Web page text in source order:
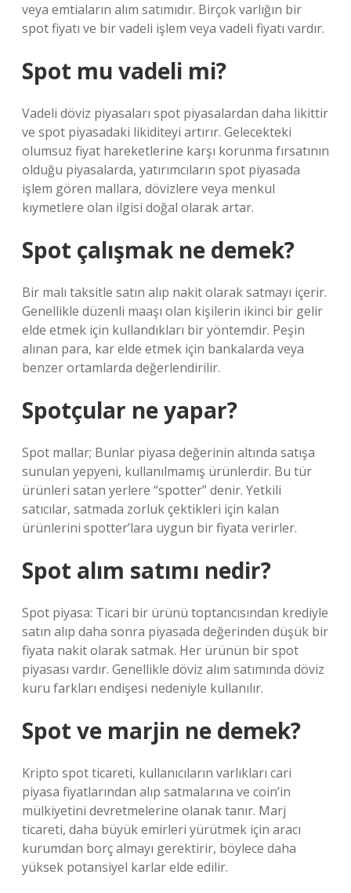
veya emtiaların alım satımıdır. Birçok varlığın bir
spot fiyatı ve bir vadeli işlem veya vadeli fiyatı vardır.
Spot mu vadeli mi?
Vadeli döviz piyasaları spot piyasalardan daha likittir
ve spot piyasadaki likiditeyi artırır. Gelecekteki
olumsuz fiyat hareketlerine karşı korunma fırsatının
olduğu piyasalarda, yatırımcıların spot piyasada
işlem gören mallara, dövizlere veya menkul
kıymetlere olan ilgisi doğal olarak artar.
Spot çalışmak ne demek?
Bir malı taksitle satın alıp nakit olarak satmayı içerir.
Genellikle düzenli maaşı olan kişilerin ikinci bir gelir
elde etmek için kullandıkları bir yöntemdir. Peşin
alınan para, kar elde etmek için bankalarda veya
benzer ortamlarda değerlendirilir.
Spotçular ne yapar?
Spot mallar; Bunlar piyasa değerinin altında satışa
sunulan yepyeni, kullanılmamış ürünlerdir. Bu tür
ürünleri satan yerlere “spotter” denir. Yetkili
satıcılar, satmada zorluk çektikleri için kalan
ürünlerini spotter’lara uygun bir fiyata verirler.
Spot alım satımı nedir?
Spot piyasa: Ticari bir ürünü toptancısından krediyle
satın alıp daha sonra piyasada değerinden düşük bir
fiyata nakit olarak satmak. Her ürünün bir spot
piyasası vardır. Genellikle döviz alım satımında döviz
kuru farkları endişesi nedeniyle kullanılır.
Spot ve marjin ne demek?
Kripto spot ticareti, kullanıcıların varlıkları cari
piyasa fiyatlarından alıp satmalarına ve coin’in
mülkiyetini devretmelerine olanak tanır. Marj
ticareti, daha büyük emirleri yürütmek için aracı
kurumdan borç almayı gerektirir, böylece daha
yüksek potansiyel karlar elde edilir.